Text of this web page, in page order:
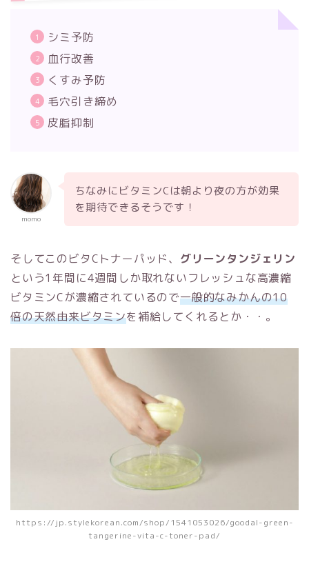
シミ予防
血行改善
くすみ予防
毛穴引き締め
皮脂抑制
momo
ちなみにビタミンCは朝より夜の方が効果
を期待できるそうです！
そしてこのビタCトナーパッド、 グリーンタンジェリン
という1年間に4週間しか取れないフレッシュな高濃縮
ビタミンCが濃縮されているので一般的なみかんの10
倍の天然由来ビタミンを補給してくれるとか・・。
https://jp.stylekorean.com/shop/1541053026/goodal-green-
tangerine-vita-c-toner-pad/